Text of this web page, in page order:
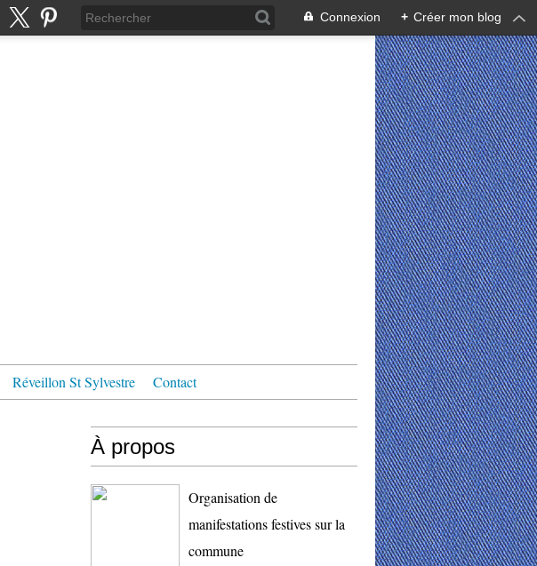
Connexion + Créer mon blog
Réveillon St Sylvestre Contact
À propos
Organisation de
manifestations festives sur la
commune